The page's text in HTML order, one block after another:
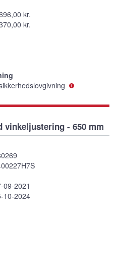
kr.
kr.
vinkeljustering - 650 mm
09-2021
10-2024